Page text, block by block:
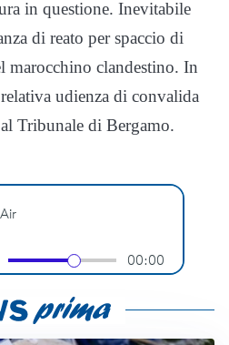
in questione. Inevitabile
di reato per spaccio di
marocchino clandestino. In
udienza di convalida
Tribunale di Bergamo.